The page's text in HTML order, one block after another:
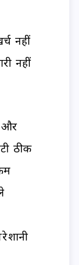
नहीं
नहीं
और
ठीक